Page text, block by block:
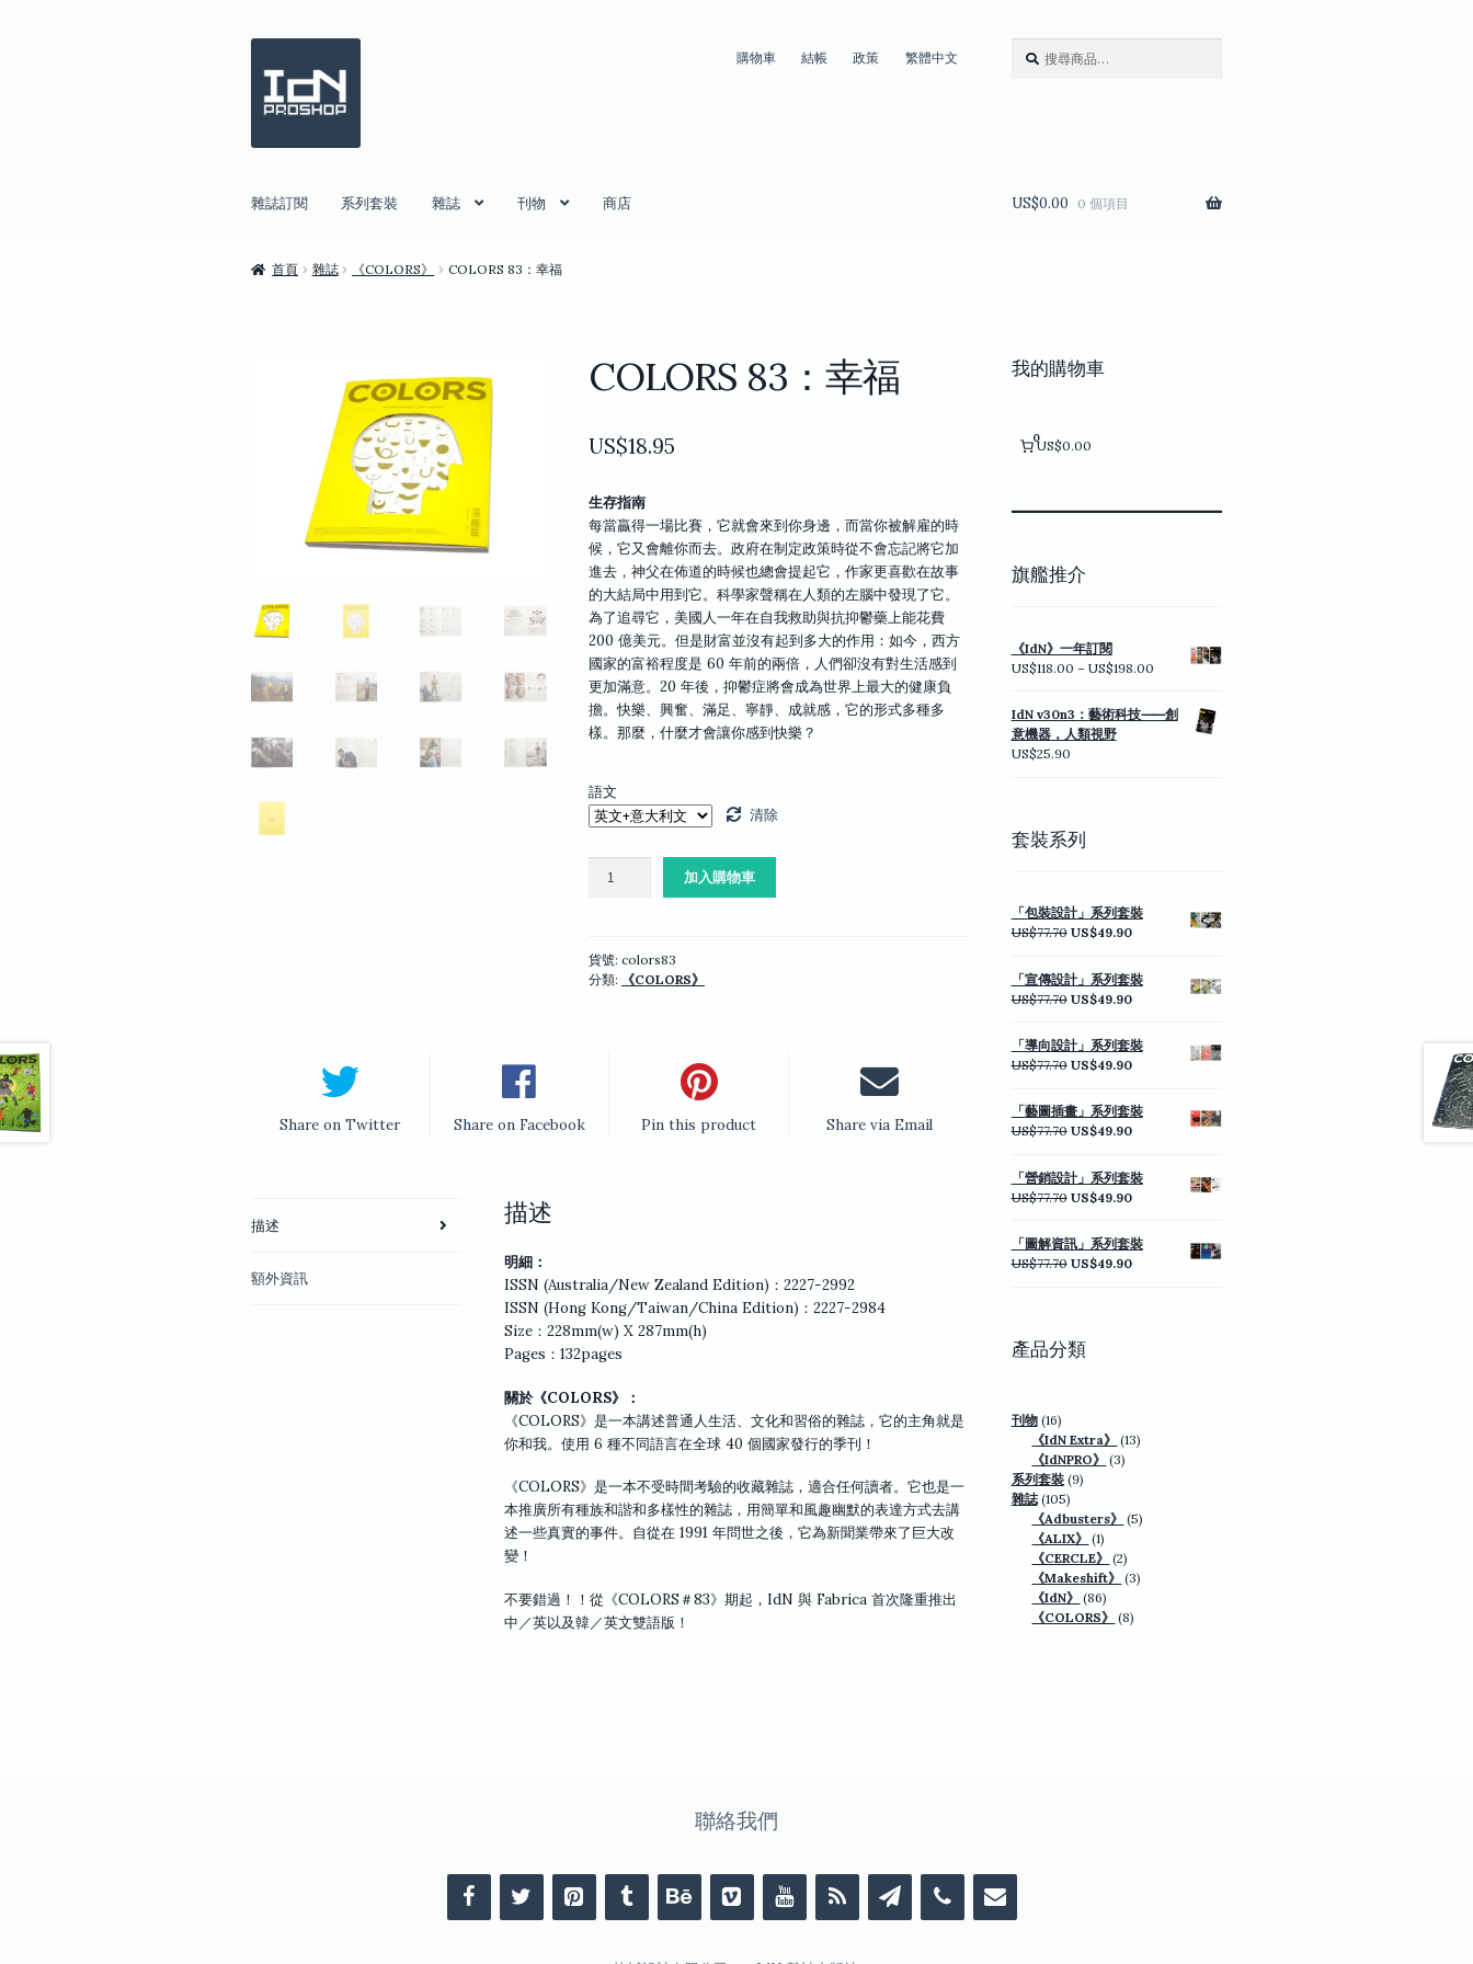
至
導
覽
至
主
要
購物車 結帳 政策 繁體中文
雜誌訂閱 系列套裝 雜誌 刊物 商店 US$0.00 0 個項目
首頁 雜誌 《COLORS》 COLORS 83：幸福
COLORS 83：幸福
US$18.95
生存指南
每當贏得一場比賽，它就會來到你身邊，而當你被解雇的時
候，它又會離你而去。政府在制定政策時從不會忘記將它加
進去，神父在佈道的時候也總會提起它，作家更喜歡在故事
的大結局中用到它。科學家聲稱在人類的左腦中發現了它。
為了追尋它，美國人一年在自我救助與抗抑鬱藥上能花費
200 億美元。但是財富並沒有起到多大的作用：如今，西方
國家的富裕程度是 60 年前的兩倍，人們卻沒有對生活感到
更加滿意。20 年後，抑鬱症將會成為世界上最大的健康負
擔。快樂、興奮、滿足、寧靜、成就感，它的形式多種多
樣。那麼，什麼才會讓你感到快樂？
語文
清除
數
量
加入購物車
貨號:colors83
分類:
《COLORS》
Share on Twitter Share on Facebook Pin this product Share via Email
描述
額外資訊
描述
明細：
ISSN (Australia/New Zealand Edition)：2227-2992
ISSN (Hong Kong/Taiwan/China Edition)：2227-2984
Size：228mm(w) X 287mm(h)
Pages：132pages
關於《COLORS》：
《COLORS》是一本講述普通人生活、文化和習俗的雜誌，它的主角就是
你和我。使用 6 種不同語言在全球 40 個國家發行的季刊！
《COLORS》是一本不受時間考驗的收藏雜誌，適合任何讀者。它也是一
本推廣所有種族和諧和多樣性的雜誌，用簡單和風趣幽默的表達方式去講
述一些真實的事件。自從在 1991 年問世之後，它為新聞業帶來了巨大改
變！
不要錯過！！從《COLORS＃83》期起，IdN 與 Fabrica 首次隆重推出
中／英以及韓／英文雙語版！
我的購物車
0
US$0.00
旗艦推介
《IdN》一年訂閱
US$118.00 – US$198.00價
圍：
IdN v30n3：藝術科技⸺創
意機器，人類視野
US$25.90
套裝系列
「包裝設計」系列套裝
US$77.70 原
價
格：
US$77.70。
US$49.90目
價
格：
「宣傳設計」系列套裝
US$77.70 原
價
格：
US$77.70。
US$49.90目
價
格：
「導向設計」系列套裝
US$77.70 原
價
格：
US$77.70。
US$49.90目
價
格：
「藝圖插畫」系列套裝
US$77.70 原
價
格：
US$77.70。
US$49.90目
價
格：
「營銷設計」系列套裝
US$77.70 原
價
格：
US$77.70。
US$49.90目
價
格：
「圖解資訊」系列套裝
US$77.70 原
US$77.70。
US$49.90目
產品分類
刊物 1616
個
產
品
《IdN Extra》 1313
《IdNPRO》 33
品
系列套裝 99
產
品
雜誌 105105
個
產
品
《Adbusters》 55
品
《ALIX》 11
個
產
品
《CERCLE》 22
個
品
《Makeshift》 33
《IdN》 8686
個
《COLORS》 88
聯絡我們